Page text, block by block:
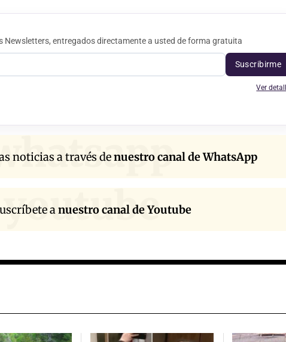
Newsletters, entregados directamente a usted de forma gratuita
Suscribirme
Ver
noticias a través denuestro canal de WhatsApp
youtube
anuestro canal de Youtube